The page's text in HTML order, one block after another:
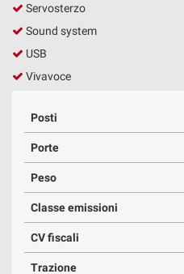
Servosterzo
Sound system
USB
Vivavoce
Posti
Porte
Peso
Classe emissioni
CV fiscali
Trazione